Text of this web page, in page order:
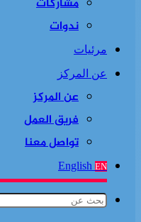
مشاركات
ندوات
مرئيات
عن المركز
عن المركز
فريق العمل
تواصل معنا
English EN